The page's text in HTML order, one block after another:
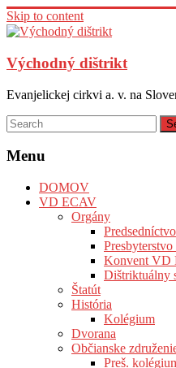
Skip to content
Východný dištrikt
Evanjelickej cirkvi a. v. na
Menu
DOMOV
VD ECAV
Orgány
Konvent VD
Dištriktuálny
Štatút
História
Kolégium
Dvorana
Občianske
Preš.